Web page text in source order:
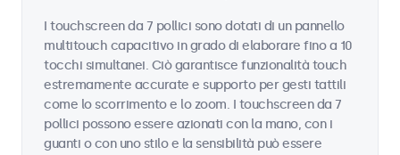
I touchscreen da 7 pollici sono dotati di un pannello
multitouch capacitivo in grado di elaborare fino a 10
tocchi simultanei. Ciò garantisce funzionalità touch
estremamente accurate e supporto per gesti tattili
come lo scorrimento e lo zoom. I touchscreen da 7
pollici possono essere azionati con la mano, con i
guanti o con uno stilo e la sensibilità può essere